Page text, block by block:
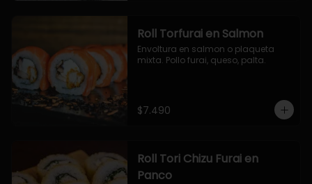
Roll Torfurai en Salmon
Envoltura en salmon o plaqueta
mixta. Pollo furai, queso, palta.
$7.490
Roll Tori Chizu Furai en
Panco